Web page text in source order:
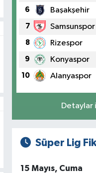
6 Başakşehir
7 Samsunspor
8 Rizespor
9 Konyaspor
10 Alanyaspor
Detaylar
Süper Lig
15 Mayıs, Cuma